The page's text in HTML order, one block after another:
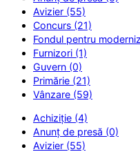
Avizier (55)
Concurs (21)
Fondul pentru
Furnizori (1)
Guvern (0)
Primărie (21)
Vânzare (59)
Achiziție (4)
Anunț de presă (0)
Avizier (55)